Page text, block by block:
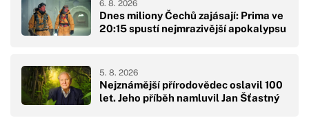
Dnes miliony Čechů zajásají: Prima ve
20:15 spustí nejmrazivější apokalypsu
6. 8. 2026
Nejznámější přírodovědec oslavil 100
let. Jeho příběh namluvil Jan Šťastný
5. 8. 2026